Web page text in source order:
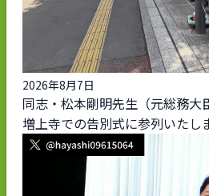
2026年8月7日
同志・松本剛明先生（元総務大
増上寺での告別式に参列いたし